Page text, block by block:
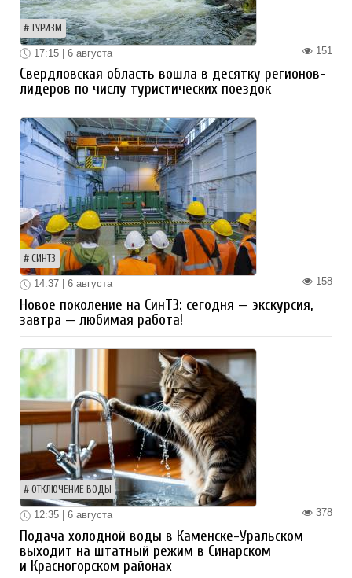
ТУРИЗМ
151
17:15 | 6 августа
Свердловская область вошла в десятку регионов-
лидеров по числу туристических поездок
СИНТЗ
158
14:37 | 6 августа
Новое поколение на СинТЗ: сегодня — экскурсия,
завтра — любимая работа!
ОТКЛЮЧЕНИЕ ВОДЫ
378
12:35 | 6 августа
Подача холодной воды в Каменске-Уральском
выходит на штатный режим в Синарском
и Красногорском районах